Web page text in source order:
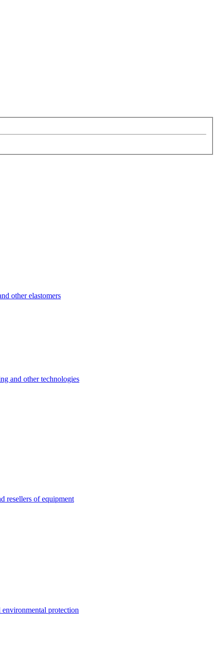
other elastomers
and other technologies
resellers of equipment
protection